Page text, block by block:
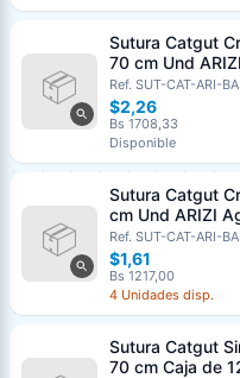
Sutura Catgut
70 cm Und
Circulo Punta
Ref. SUT-CAT-ARI-
$2,26
Bs 1708,33
Disponible
Sutura Catgut
cm Und ARIZI
Punta Conica 37
Ref. SUT-CAT-ARI-
$1,61
Bs 1217,00
4 Unidades disp.
Sutura Catgut
70 cm Caja de